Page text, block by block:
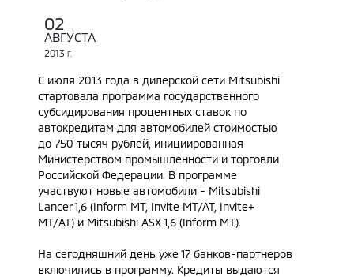
02
АВГУСТА
2013 Г.
С июля 2013 года в дилерской сети Mitsubishi
стартовала программа государственного
субсидирования процентных ставок по
автокредитам для автомобилей стоимостью
до 750 тысяч рублей, инициированная
Министерством промышленности и торговли
Российской Федерации. В программе
участвуют новые автомобили - Mitsubishi
Lancer 1,6 (Inform MT, Invite MT/AT, Invite+
МТ/AT) и Mitsubishi ASX 1,6 (Inform MT).
На сегодняшний день уже 17 банков-партнеров
включились в программу. Кредиты выдаются